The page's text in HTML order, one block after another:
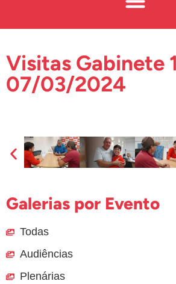
Visitas Gabinete
07/03/2024
Galerias por Evento
Todas
Audiências
Plenárias